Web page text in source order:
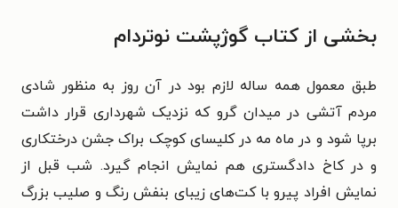
بخشی از کتاب گوژپشت نوتردام
طبق معمول همه ساله لازم بود در آن روز به منظور شادی
مردم آتشی در میدان گرو که نزدیک شهرداری قرار داشت
برپا شود و در ماه مه در کلیسای کوچک براک جشن درختکاری
و در کاخ دادگستری هم نمایش انجام گیرد. شب قبل از
نمایش افراد پیرو با کت‌های زیبای بنفش رنگ و صلیب بزرگ